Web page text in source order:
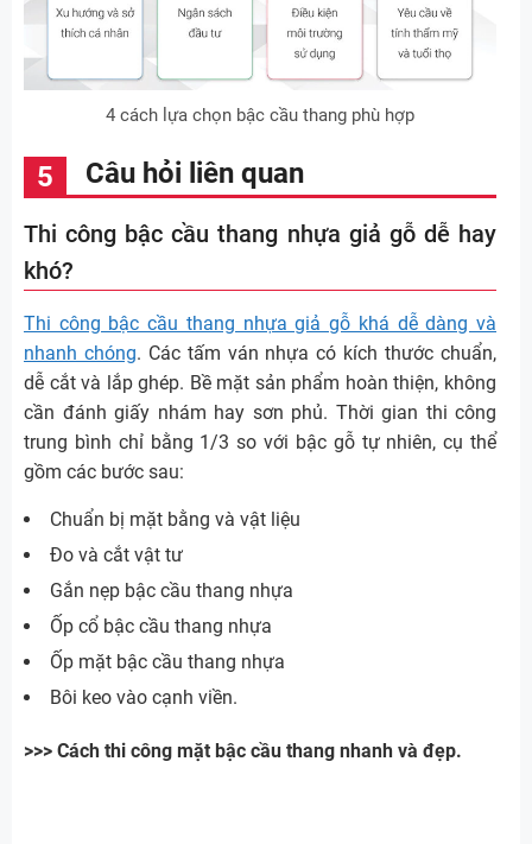
4 cách lựa chọn bậc cầu thang phù hợp
Câu hỏi liên quan
Thi công bậc cầu thang nhựa giả gỗ dễ hay
khó?
Thi công bậc cầu thang nhựa giả gỗ khá dễ dàng và
nhanh chóng. Các tấm ván nhựa có kích thước chuẩn,
dễ cắt và lắp ghép. Bề mặt sản phẩm hoàn thiện, không
cần đánh giấy nhám hay sơn phủ. Thời gian thi công
trung bình chỉ bằng 1/3 so với bậc gỗ tự nhiên, cụ thể
gồm các bước sau:
Chuẩn bị mặt bằng và vật liệu
Đo và cắt vật tư
Gắn nẹp bậc cầu thang nhựa
Ốp cổ bậc cầu thang nhựa
Ốp mặt bậc cầu thang nhựa
Bôi keo vào cạnh viền.
>>> Cách thi công mặt bậc cầu thang nhanh và đẹp.